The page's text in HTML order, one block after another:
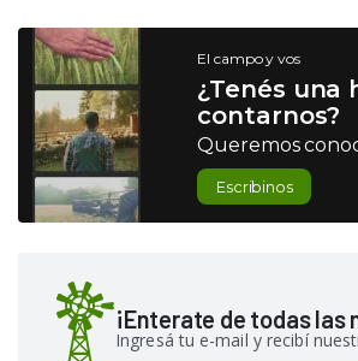
El campo y vos
¿Tenés una
contarnos?
Queremos
Escribinos
¡Enterate de todas las
Ingresá tu e-mail y recibí